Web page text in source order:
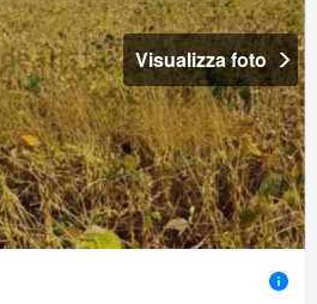
Visualizza foto